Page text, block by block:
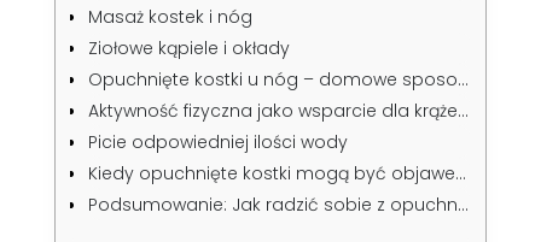
Masaż kostek i nóg
Ziołowe kąpiele i okłady
Opuchnięte kostki u nóg – domowe sposoby w diecie: Jak odżywianie wpływa na opuchliznę?
Aktywność fizyczna jako wsparcie dla krążenia
Picie odpowiedniej ilości wody
Kiedy opuchnięte kostki mogą być objawem choroby?
Podsumowanie: Jak radzić sobie z opuchniętymi kostkami na co dzień